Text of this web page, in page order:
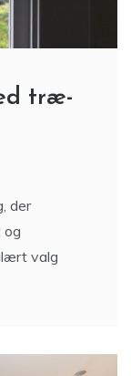
træ-
der
og
valg